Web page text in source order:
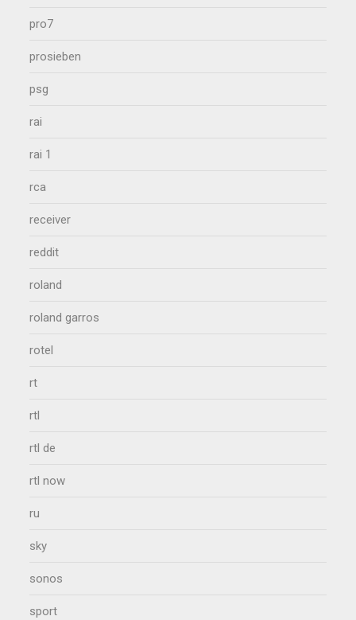
pro7
prosieben
psg
rai
rai 1
rca
receiver
reddit
roland
roland garros
rotel
rt
rtl
rtl de
rtl now
ru
sky
sonos
sport